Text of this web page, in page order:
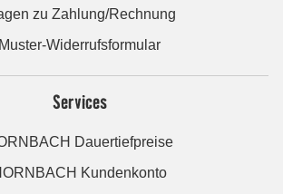
zu Zahlung/Rechnung
Muster-Widerrufsformular
Services
Dauertiefpreise
Kundenkonto